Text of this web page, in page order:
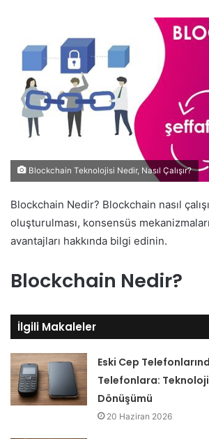
Blockchain Teknolojisi Nedir, Nasıl Çalışır?
Blockchain Nedir? Blockchain nasıl
oluşturulması, konsensüs
avantajları hakkında bilgi edinin.
Blockchain Nedir?
İlgili Makaleler
Eski Cep
Telefonlara:
Dönüşümü
20 Haziran 2026